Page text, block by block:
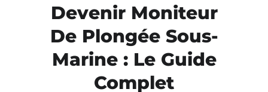
Devenir Moniteur
De Plongée Sous-
Marine : Le Guide
Complet